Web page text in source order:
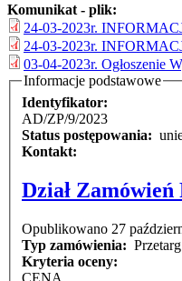
Komunikat - plik:
24-03-2023r.
24-03-2023r.
03-04-2023r.
Informacje podstawowe
Identyfikator:
AD/ZP/9/2023
Status postępowania:
Kontakt:
Dział
Opublikowano 27
Typ zamówienia:
Kryteria oceny:
CENA